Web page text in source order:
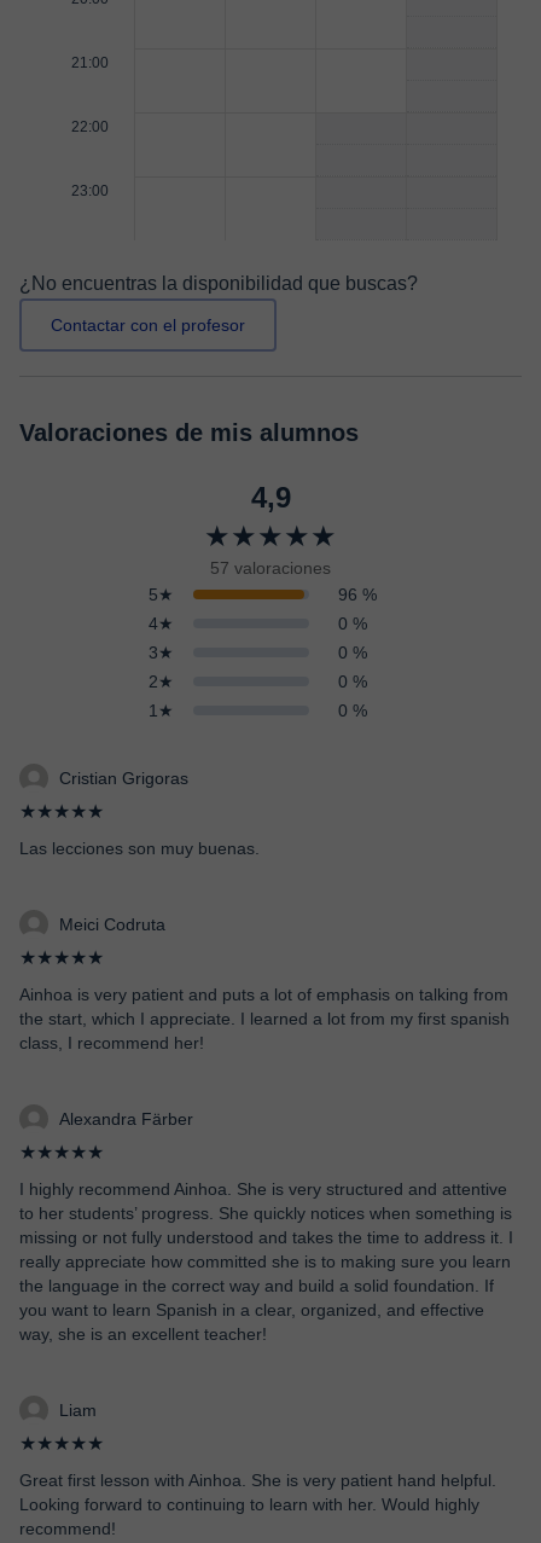
21:00
22:00
23:00
¿No encuentras la disponibilidad que buscas?
Contactar con el profesor
Valoraciones de mis alumnos
4,9
★★★★★
57 valoraciones
5★
96 %
4★
0 %
3★
0 %
2★
0 %
1★
0 %
Cristian Grigoras
★★★★★
Las lecciones son muy buenas.
Meici Codruta
★★★★★
Ainhoa is very patient and puts a lot of emphasis on talking from
the start, which I appreciate. I learned a lot from my first spanish
class, I recommend her!
Alexandra Färber
★★★★★
I highly recommend Ainhoa. She is very structured and attentive
to her students’ progress. She quickly notices when something is
missing or not fully understood and takes the time to address it. I
really appreciate how committed she is to making sure you learn
the language in the correct way and build a solid foundation. If
you want to learn Spanish in a clear, organized, and effective
way, she is an excellent teacher!
Liam
★★★★★
Great first lesson with Ainhoa. She is very patient hand helpful.
Looking forward to continuing to learn with her. Would highly
recommend!